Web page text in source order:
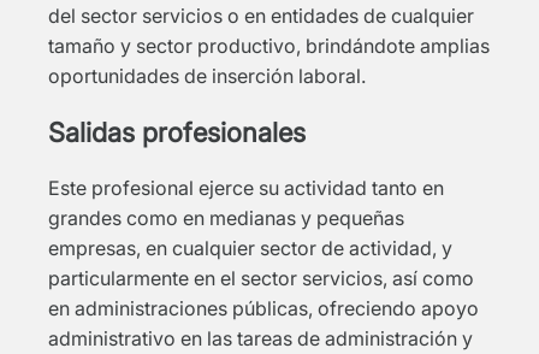
del sector servicios o en entidades de cualquier
tamaño y sector productivo, brindándote amplias
oportunidades de inserción laboral.
Salidas profesionales
Este profesional ejerce su actividad tanto en
grandes como en medianas y pequeñas
empresas, en cualquier sector de actividad, y
particularmente en el sector servicios, así como
en administraciones públicas, ofreciendo apoyo
administrativo en las tareas de administración y